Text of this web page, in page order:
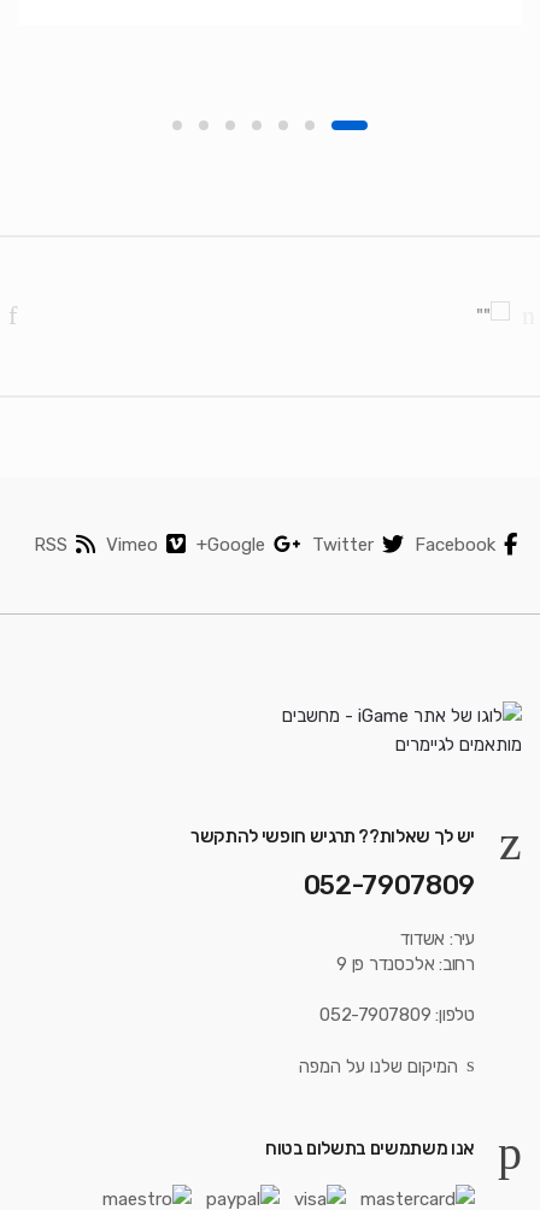
Facebook
Twitter
Google+
Vimeo
RSS
יש לך שאלות?? תרגיש חופשי להתקשר
052-7907809
עיר: אשדוד
רחוב: אלכסנדר פן 9
טלפון: 052-7907809
המיקום שלנו על המפה
אנו משתמשים בתשלום בטוח